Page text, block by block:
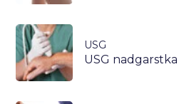
USG
USG nadgarstka